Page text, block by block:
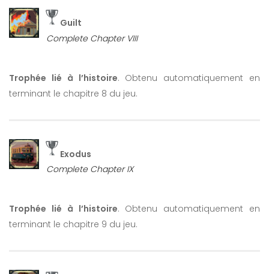
Guilt
Complete Chapter VIII
Trophée lié à l’histoire. Obtenu automatiquement en
terminant le chapitre 8 du jeu.
Exodus
Complete Chapter IX
Trophée lié à l’histoire. Obtenu automatiquement en
terminant le chapitre 9 du jeu.